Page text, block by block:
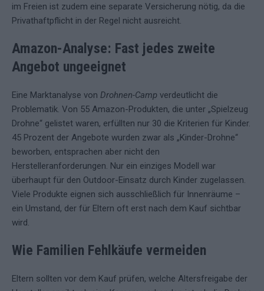
im Freien ist zudem eine separate Versicherung nötig, da die
Privathaftpflicht in der Regel nicht ausreicht.
Amazon-Analyse: Fast jedes zweite
Angebot ungeeignet
Eine Marktanalyse von Drohnen-Camp verdeutlicht die
Problematik. Von 55 Amazon-Produkten, die unter „Spielzeug
Drohne“ gelistet waren, erfüllten nur 30 die Kriterien für Kinder.
45 Prozent der Angebote wurden zwar als „Kinder-Drohne“
beworben, entsprachen aber nicht den
Herstelleranforderungen. Nur ein einziges Modell war
überhaupt für den Outdoor-Einsatz durch Kinder zugelassen.
Viele Produkte eignen sich ausschließlich für Innenräume –
ein Umstand, der für Eltern oft erst nach dem Kauf sichtbar
wird.
Wie Familien Fehlkäufe vermeiden
Eltern sollten vor dem Kauf prüfen, welche Altersfreigabe der